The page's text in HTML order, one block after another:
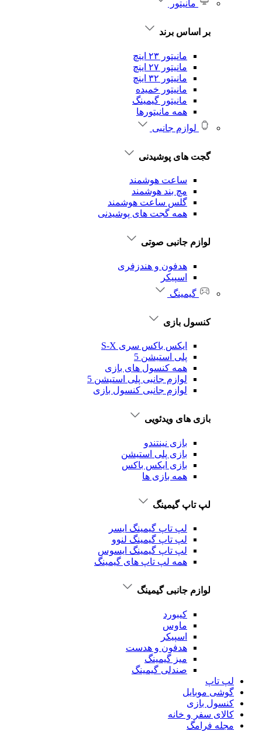
مانیتور
بر اساس برند
مانیتور ۲۳ اینچ
مانیتور ۲۷ اینچ
مانیتور ۳۲ اینچ
مانیتور خمیده
مانیتور گیمینگ
همه مانیتورها
لوازم جانبی
گجت های پوشیدنی
ساعت هوشمند
مچ بند هوشمند
گلس ساعت هوشمند
همه گجت های پوشیدنی
لوازم جانبی صوتی
هدفون و هندزفری
اسپیکر
گیمینگ
کنسول بازی
ایکس باکس سری S-X
پلی استیشن 5
همه کنسول های بازی
لوازم جانبی پلی استیشن 5
لوازم جانبی کنسول بازی
بازی های ویدئویی
بازی نینتندو
بازی پلی استیشن
بازی ایکس باکس
همه بازی ها
لپ تاپ گیمینگ
لپ تاپ گیمینگ ایسر
لپ تاپ گیمینگ لنوو
لپ تاپ گیمینگ ایسوس
همه لپ تاپ های گیمینگ
لوازم جانبی گیمینگ
کیبورد
ماوس
اسپیکر
هدفون و هدست
میز گیمینگ
صندلی گیمینگ
لپ تاپ
گوشی موبایل
کنسول بازی
کالای سفر و خانه
مجله فرامگ